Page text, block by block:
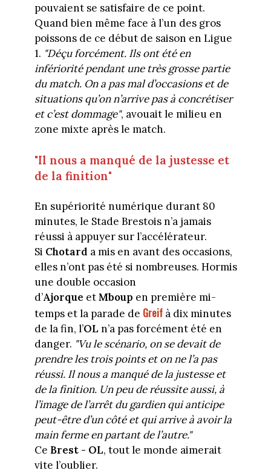
pouvaient se satisfaire de ce point.
Quand bien même face à l’un des gros
poissons de ce début de saison en Ligue
1. "Déçu forcément. Ils ont été en
infériorité pendant une très grosse partie
du match. On a pas mal d’occasions et de
situations qu’on n’arrive pas à concrétiser
et c’est dommage", avouait le milieu en
zone mixte après le match.
"Il nous a manqué de la justesse et
de la finition"
En supériorité numérique durant 80
minutes, le Stade Brestois n’a jamais
réussi à appuyer sur l’accélérateur.
Si Chotard a mis en avant des occasions,
elles n’ont pas été si nombreuses. Hormis
une double occasion
d’Ajorque etMboup en première mi-
temps et la parade de Greifà dix minutes
de la fin, l’OL n’a pas forcément été en
danger. "Vu le scénario, on se devait de
prendre les trois points et on ne l’a pas
réussi. Il nous a manqué de la justesse et
de la finition. Un peu de réussite aussi, à
l’image de l’arrêt du gardien qui anticipe
peut-être d’un côté et qui arrive à avoir la
main ferme en partant de l’autre."
Ce Brest - OL, tout le monde aimerait
vite l’oublier.